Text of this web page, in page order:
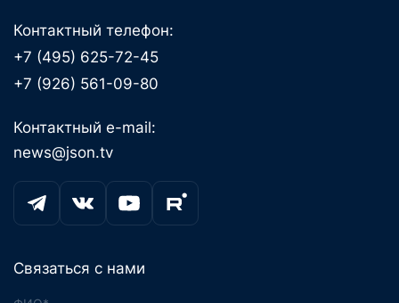
Контактный телефон:
+7 (495) 625-72-45
+7 (926) 561-09-80
Контактный e-mail:
news@json.tv
Связаться с нами